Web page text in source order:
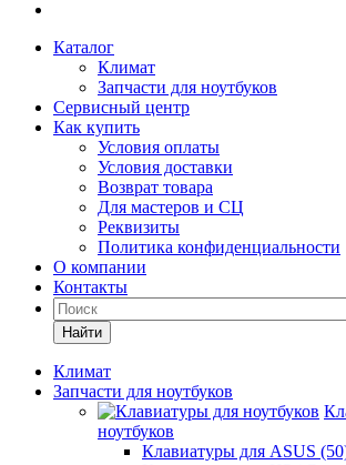
Каталог
Климат
Запчасти для ноутбуков
Сервисный центр
Как купить
Условия оплаты
Условия доставки
Возврат товара
Для мастеров и СЦ
Реквизиты
Политика конфиденциальности
О компании
Контакты
Найти
Климат
Запчасти для ноутбуков
ноутбуков
Клавиатуры для ASUS